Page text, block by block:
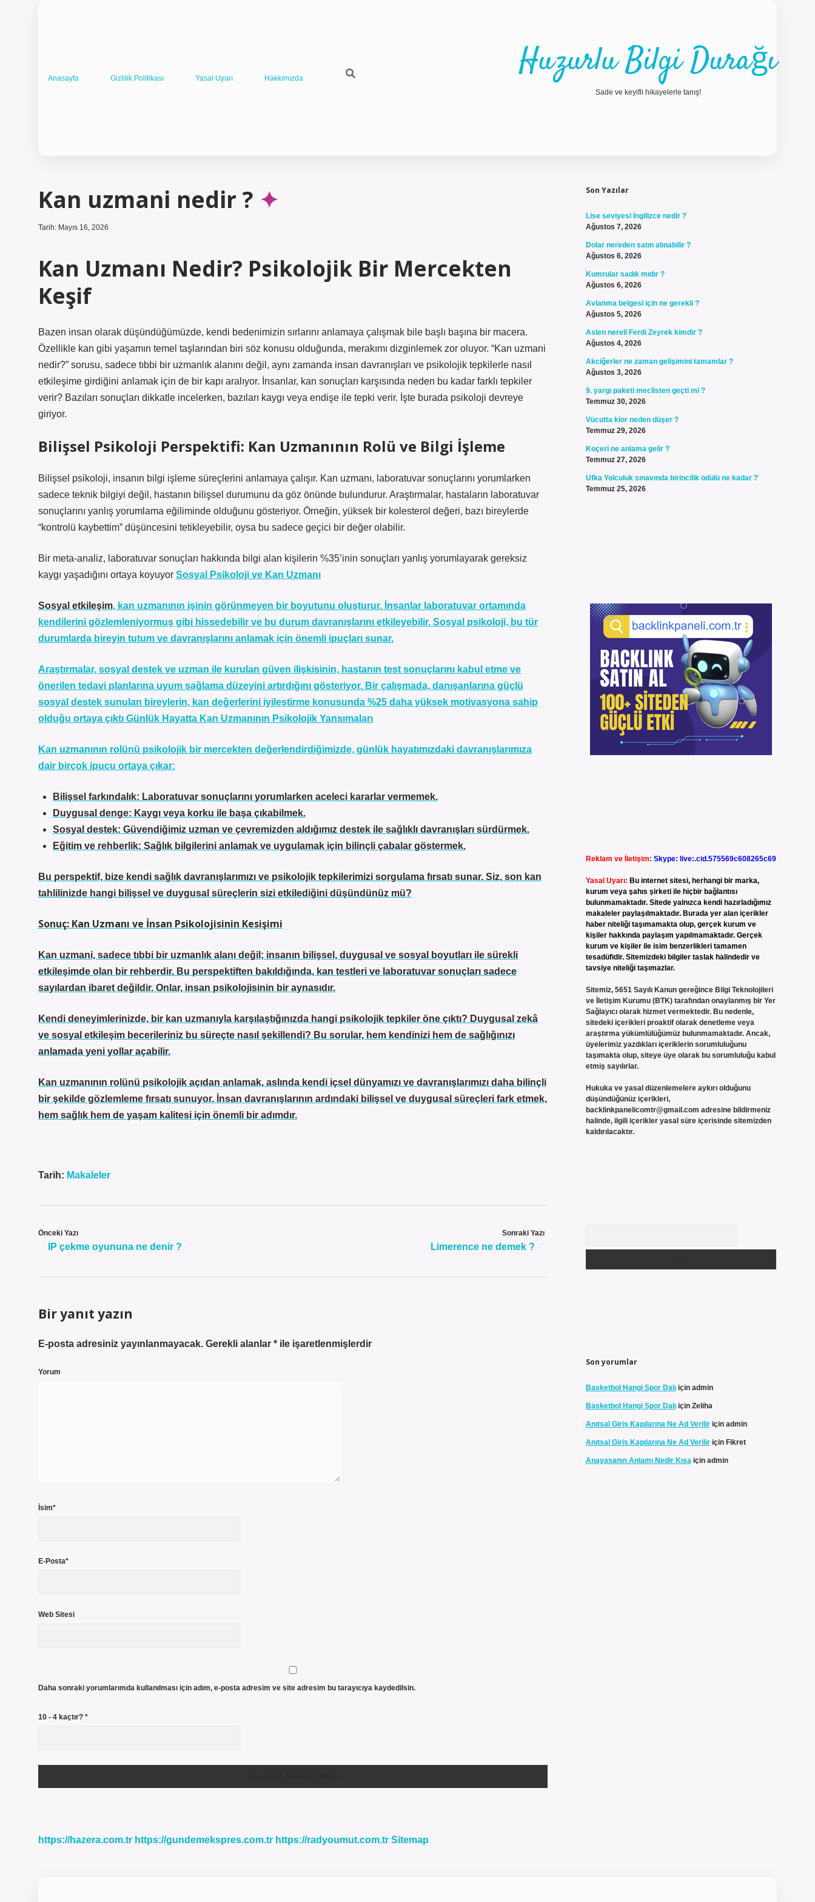
Anasayfa Gizlilik Politikası Yasal Uyarı Hakkımızda Huzurlu Bilgi Durağı
Sade ve keyifli hikayelerle tanış!
Kan uzmani nedir ?
Tarih: Mayıs 16, 2026
Kan Uzmanı Nedir? Psikolojik Bir Mercekten
Keşif
Bazen insan olarak düşündüğümüzde, kendi bedenimizin sırlarını anlamaya çalışmak bile başlı başına bir macera.
Özellikle kan gibi yaşamın temel taşlarından biri söz konusu olduğunda, merakımı dizginlemek zor oluyor. “Kan uzmani
nedir?” sorusu, sadece tıbbi bir uzmanlık alanını değil, aynı zamanda insan davranışları ve psikolojik tepkilerle nasıl
etkileşime girdiğini anlamak için de bir kapı aralıyor. İnsanlar, kan sonuçları karşısında neden bu kadar farklı tepkiler
verir? Bazıları sonuçları dikkatle incelerken, bazıları kaygı veya endişe ile tepki verir. İşte burada psikoloji devreye
giriyor.
Bilişsel Psikoloji Perspektifi: Kan Uzmanının Rolü ve Bilgi İşleme
Bilişsel psikoloji, insanın bilgi işleme süreçlerini anlamaya çalışır. Kan uzmanı, laboratuvar sonuçlarını yorumlarken
sadece teknik bilgiyi değil, hastanın bilişsel durumunu da göz önünde bulundurur. Araştırmalar, hastaların laboratuvar
sonuçlarını yanlış yorumlama eğiliminde olduğunu gösteriyor. Örneğin, yüksek bir kolesterol değeri, bazı bireylerde
“kontrolü kaybettim” düşüncesini tetikleyebilir, oysa bu sadece geçici bir değer olabilir.
Bir meta-analiz, laboratuvar sonuçları hakkında bilgi alan kişilerin %35’inin sonuçları yanlış yorumlayarak gereksiz
kaygı yaşadığını ortaya koyuyor Sosyal Psikoloji ve Kan Uzmanı
Sosyal etkileşim, kan uzmanının işinin görünmeyen bir boyutunu oluşturur. İnsanlar laboratuvar ortamında
kendilerini gözlemleniyormuş gibi hissedebilir ve bu durum davranışlarını etkileyebilir. Sosyal psikoloji, bu tür
durumlarda bireyin tutum ve davranışlarını anlamak için önemli ipuçları sunar.
Araştırmalar, sosyal destek ve uzman ile kurulan güven ilişkisinin, hastanın test sonuçlarını kabul etme ve
önerilen tedavi planlarına uyum sağlama düzeyini artırdığını gösteriyor. Bir çalışmada, danışanlarına güçlü
sosyal destek sunulan bireylerin, kan değerlerini iyileştirme konusunda %25 daha yüksek motivasyona sahip
olduğu ortaya çıktı Günlük Hayatta Kan Uzmanının Psikolojik Yansımaları
Kan uzmanının rolünü psikolojik bir mercekten değerlendirdiğimizde, günlük hayatımızdaki davranışlarımıza
dair birçok ipucu ortaya çıkar:
Bilişsel farkındalık: Laboratuvar sonuçlarını yorumlarken aceleci kararlar vermemek.
Duygusal denge: Kaygı veya korku ile başa çıkabilmek.
Sosyal destek: Güvendiğimiz uzman ve çevremizden aldığımız destek ile sağlıklı davranışları sürdürmek.
Eğitim ve rehberlik: Sağlık bilgilerini anlamak ve uygulamak için bilinçli çabalar göstermek.
Bu perspektif, bize kendi sağlık davranışlarımızı ve psikolojik tepkilerimizi sorgulama fırsatı sunar. Siz, son kan
tahlilinizde hangi bilişsel ve duygusal süreçlerin sizi etkilediğini düşündünüz mü?
Sonuç: Kan Uzmanı ve İnsan Psikolojisinin Kesişimi
Kan uzmani, sadece tıbbi bir uzmanlık alanı değil; insanın bilişsel, duygusal ve sosyal boyutları ile sürekli
etkileşimde olan bir rehberdir. Bu perspektiften bakıldığında, kan testleri ve laboratuvar sonuçları sadece
sayılardan ibaret değildir. Onlar, insan psikolojisinin bir aynasıdır.
Kendi deneyimlerinizde, bir kan uzmanıyla karşılaştığınızda hangi psikolojik tepkiler öne çıktı? Duygusal zekâ
ve sosyal etkileşim becerileriniz bu süreçte nasıl şekillendi? Bu sorular, hem kendinizi hem de sağlığınızı
anlamada yeni yollar açabilir.
Kan uzmanının rolünü psikolojik açıdan anlamak, aslında kendi içsel dünyamızı ve davranışlarımızı daha bilinçli
bir şekilde gözlemleme fırsatı sunuyor. İnsan davranışlarının ardındaki bilişsel ve duygusal süreçleri fark etmek,
hem sağlık hem de yaşam kalitesi için önemli bir adımdır.
Tarih: Makaleler
Önceki Yazı
IP çekme oyununa ne denir ?
Sonraki Yazı
Limerence ne demek ?
Bir yanıt yazın
E-posta adresiniz yayınlanmayacak. Gerekli alanlar * ile işaretlenmişlerdir
Yorum
İsim*
E-Posta*
Web Sitesi
Daha sonraki yorumlarımda kullanılması için adım, e-posta adresim ve site adresim bu tarayıcıya kaydedilsin.
10 - 4 kaçtır? *
https://hazera.com.tr https://gundemekspres.com.tr https://radyoumut.com.tr Sitemap
Son Yazılar
Lise seviyesi İngilizce nedir ?
Ağustos 7, 2026
Dolar nereden satın alınabilir ?
Ağustos 6, 2026
Kumrular sadık mıdır ?
Ağustos 6, 2026
Avlanma belgesi için ne gerekli ?
Ağustos 5, 2026
Aslen nereli Ferdi Zeyrek kimdir ?
Ağustos 4, 2026
Akciğerler ne zaman gelişimini tamamlar ?
Ağustos 3, 2026
9. yargı paketi meclisten geçti mi ?
Temmuz 30, 2026
Vücutta klor neden düşer ?
Temmuz 29, 2026
Koçeri ne anlama gelir ?
Temmuz 27, 2026
Ufka Yolculuk sınavında birincilik ödülü ne kadar ?
Temmuz 25, 2026
Reklam ve İletişim: Skype: live:.cid.575569c608265c69
Yasal Uyarı: Bu internet sitesi, herhangi bir marka,
kurum veya şahıs şirketi ile hiçbir bağlantısı
bulunmamaktadır. Sitede yalnızca kendi hazırladığımız
makaleler paylaşılmaktadır. Burada yer alan içerikler
haber niteliği taşımamakta olup, gerçek kurum ve
kişiler hakkında paylaşım yapılmamaktadır. Gerçek
kurum ve kişiler ile isim benzerlikleri tamamen
tesadüfidir. Sitemizdeki bilgiler taslak halindedir ve
tavsiye niteliği taşımazlar.
Sitemiz, 5651 Sayılı Kanun gereğince Bilgi Teknolojileri
ve İletişim Kurumu (BTK) tarafından onaylanmış bir Yer
Sağlayıcı olarak hizmet vermektedir. Bu nedenle,
sitedeki içerikleri proaktif olarak denetleme veya
araştırma yükümlülüğümüz bulunmamaktadır. Ancak,
üyelerimiz yazdıkları içeriklerin sorumluluğunu
taşımakta olup, siteye üye olarak bu sorumluluğu kabul
etmiş sayılırlar.
Hukuka ve yasal düzenlemelere aykırı olduğunu
düşündüğünüz içerikleri,
backlinkpanelicomtr@gmail.com adresine bildirmeniz
halinde, ilgili içerikler yasal süre içerisinde sitemizden
kaldırılacaktır.
Son yorumlar
Basketbol Hangi Spor Dalıiçin admin
Basketbol Hangi Spor Dalıiçin Zeliha
Anıtsal Giriş Kapılarına Ne Ad Veriliriçin admin
Anıtsal Giriş Kapılarına Ne Ad Veriliriçin Fikret
Anayasanın Anlamı Nedir Kısaiçin admin